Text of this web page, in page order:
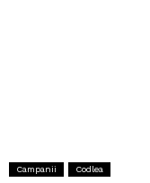
Campanii Codlea